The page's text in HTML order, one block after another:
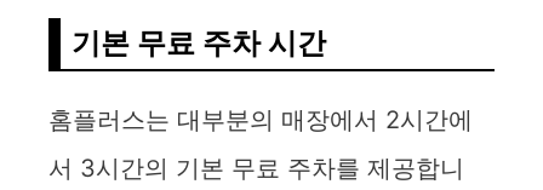
기본 무료 주차 시간
홈플러스는 대부분의 매장에서 2시간에
서 3시간의 기본 무료 주차를 제공합니